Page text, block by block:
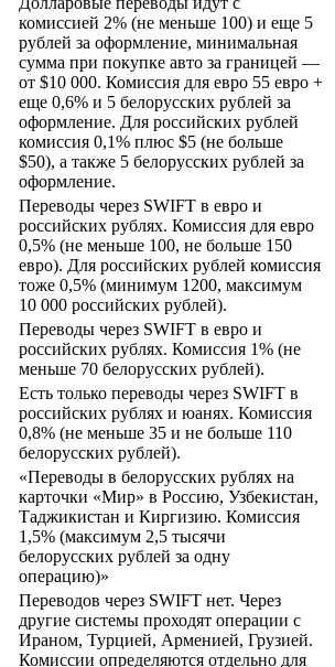
комиссией 2% (не меньше 100) и еще 5
рублей за оформление, минимальная
сумма при покупке авто за границей —
от $10 000. Комиссия для евро 55 евро +
еще 0,6% и 5 белорусских рублей за
оформление. Для российских рублей
комиссия 0,1% плюс $5 (не больше
$50), а также 5 белорусских рублей за
оформление.
Переводы через SWIFT в евро и
российских рублях. Комиссия для евро
0,5% (не меньше 100, не больше 150
евро). Для российских рублей комиссия
тоже 0,5% (минимум 1200, максимум
10 000 российских рублей).
Переводы через SWIFT в евро и
российских рублях. Комиссия 1% (не
меньше 70 белорусских рублей).
Есть только переводы через SWIFT в
российских рублях и юанях. Комиссия
0,8% (не меньше 35 и не больше 110
белорусских рублей).
«Переводы в белорусских рублях на
карточки «Мир» в Россию, Узбекистан,
Таджикистан и Киргизию. Комиссия
1,5% (максимум 2,5 тысячи
белорусских рублей за одну
операцию)»
Переводов через SWIFT нет. Через
другие системы проходят операции с
Ираном, Турцией, Арменией, Грузией.
Комиссии определяются отдельно для